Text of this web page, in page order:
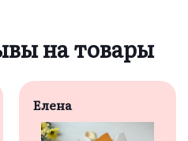
на товары
Елена